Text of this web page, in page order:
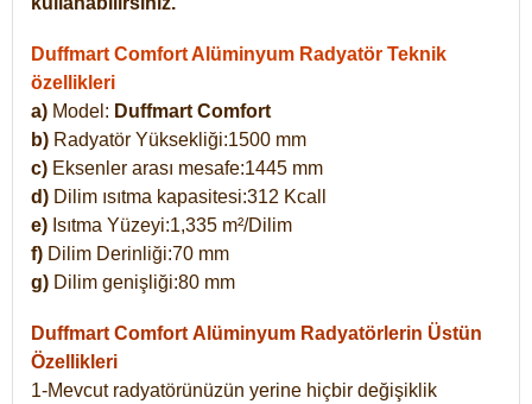
Duffmart Comfort Alüminyum Radyatör Teknik
özellikleri
a) Model: Duffmart Comfort
b) Radyatör Yüksekliği:1500 mm
c) Eksenler arası mesafe:1445 mm
d) Dilim ısıtma kapasitesi:312 Kcall
e) Isıtma Yüzeyi:1,335 m²/Dilim
f) Dilim Derinliği:70 mm
g) Dilim genişliği:80 mm
Duffmart Comfort Alüminyum Radyatörlerin Üstün
Özellikleri
1-Mevcut radyatörünüzün yerine hiçbir değişiklik